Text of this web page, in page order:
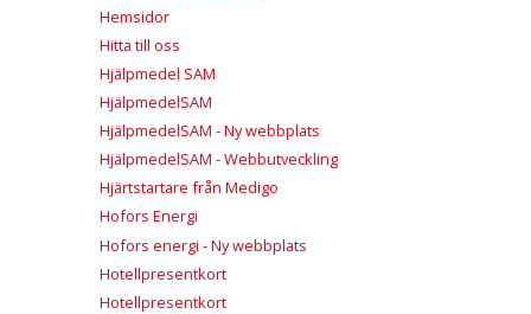
Hemsidor
Hitta till oss
Hjälpmedel SAM
HjälpmedelSAM
HjälpmedelSAM - Ny webbplats
HjälpmedelSAM - Webbutveckling
Hjärtstartare från Medigo
Hofors Energi
Hofors energi - Ny webbplats
Hotellpresentkort
Hotellpresentkort